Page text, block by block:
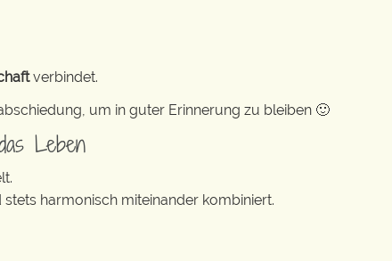
verbindet.
um in guter Erinnerung zu bleiben 🙂
Leben
harmonisch miteinander kombiniert.